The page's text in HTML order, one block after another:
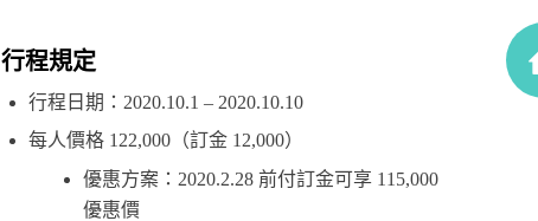
行程規定
行程日期：2020.10.1 – 2020.10.10
每人價格 122,000（訂金 12,000）
優惠方案：2020.2.28 前付訂金可享 115,000
優惠價